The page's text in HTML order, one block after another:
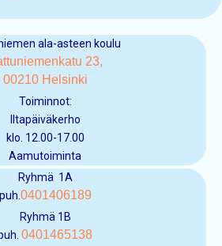
ala-asteen koulu
23,
00210 Helsinki
Toiminnot:
Iltapäiväkerho
klo. 12.00-17.00
Aamutoiminta
Ryhmä 1A
puh.0401406189
Ryhmä 1B
0401465138